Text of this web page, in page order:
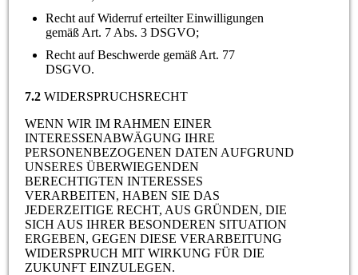
Recht auf Widerruf erteilter Einwilligungen
gemäß Art. 7 Abs. 3 DSGVO;
Recht auf Beschwerde gemäß Art. 77
DSGVO.
7.2 WIDERSPRUCHSRECHT
WENN WIR IM RAHMEN EINER
INTERESSENABWÄGUNG IHRE
PERSONENBEZOGENEN DATEN AUFGRUND
UNSERES ÜBERWIEGENDEN
BERECHTIGTEN INTERESSES
VERARBEITEN, HABEN SIE DAS
JEDERZEITIGE RECHT, AUS GRÜNDEN, DIE
SICH AUS IHRER BESONDEREN SITUATION
ERGEBEN, GEGEN DIESE VERARBEITUNG
WIDERSPRUCH MIT WIRKUNG FÜR DIE
ZUKUNFT EINZULEGEN.